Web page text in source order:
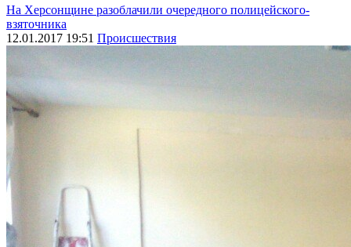
На Херсонщине разоблачили очередного полицейского-
взяточника
12.01.2017 19:51 Происшествия